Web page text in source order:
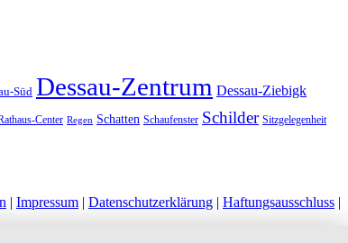
Süd Dessau-Zentrum Dessau-Ziebigk
Center Regen Schatten Schaufenster Schilder Sitzgelegenheit
| Impressum | Datenschutzerklärung | Haftungsausschluss |